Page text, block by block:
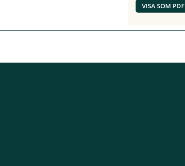
VISA SOM PDF